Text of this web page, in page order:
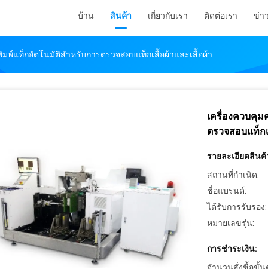
บ้าน สินค้า เกี่ยวกับเรา ติดต่อเรา ข่าว
พ์แท็กอัตโนมัติสำหรับการตรวจสอบแท็กเสื้อผ้าและเสื้อผ้า
เครื่องควบคุ
ตรวจสอบแท็ก
รายละเอียดสินค้
สถานที่กำเนิด:
ชื่อแบรนด์:
ได้รับการรับรอง:
หมายเลขรุ่น:
การชำระเงิน: